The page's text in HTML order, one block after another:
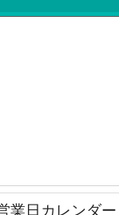
業日カレンダー